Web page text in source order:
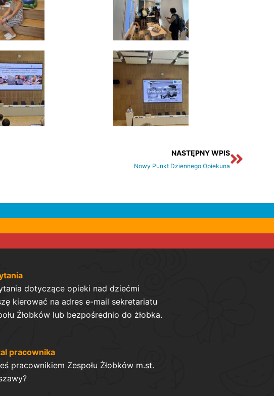
NASTĘPNY WPIS
Nowy Punkt Dziennego Opiekuna
dotyczące opieki nad dziećmi
kierować na adres e-mail sekretariatu
Żłobków lub bezpośrednio do żłobka.
pracownika
pracownikiem Zespołu Żłobków m.st.